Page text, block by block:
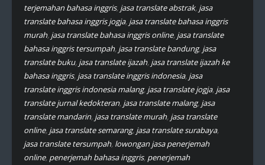
terjemahan bahasa inggris, jasa translate abstrak, jasa
translate bahasa inggris jogja, jasa translate bahasa inggris
murah, jasa translate bahasa inggris online, jasa translate
bahasa inggris tersumpah, jasa translate bandung, jasa
translate buku, jasa translate ijazah, jasa translate ijazah ke
bahasa inggris, jasa translate inggris indonesia, jasa
translate inggris indonesia malang, jasa translate jogja, jasa
translate jurnal kedokteran, jasa translate malang, jasa
translate mandarin, jasa translate murah, jasa translate
online, jasa translate semarang, jasa translate surabaya,
jasa translate tersumpah, lowongan jasa penerjemah
online, penerjemah bahasa inggris, penerjemah